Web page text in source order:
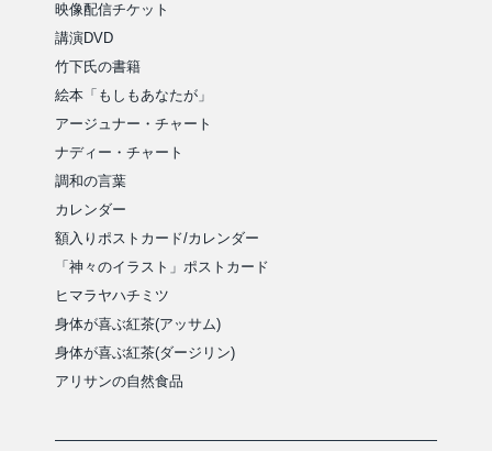
映像配信チケット
講演DVD
竹下氏の書籍
絵本「もしもあなたが」
アージュナー・チャート
ナディー・チャート
調和の言葉
カレンダー
額入りポストカード/カレンダー
「神々のイラスト」ポストカード
ヒマラヤハチミツ
身体が喜ぶ紅茶(アッサム)
身体が喜ぶ紅茶(ダージリン)
アリサンの自然食品